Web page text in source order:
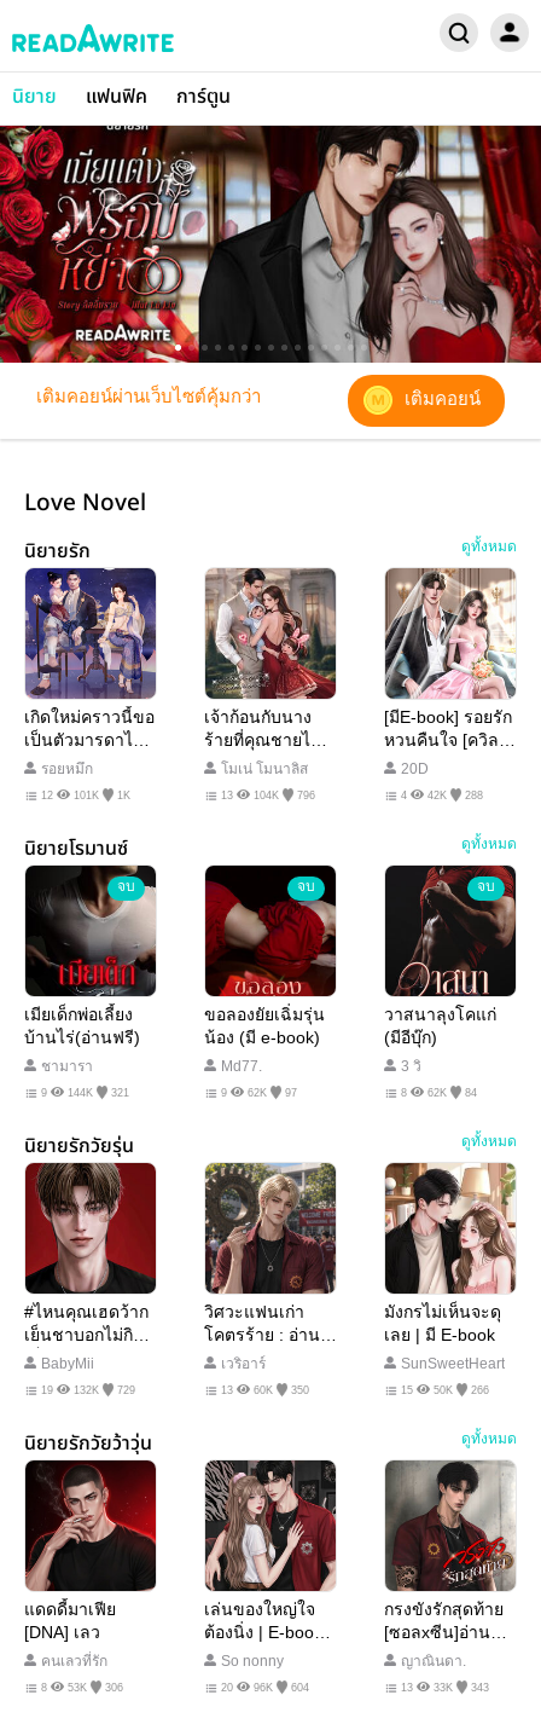
นิยาย แฟนฟิค การ์ตูน
เติมคอยน์ผ่านเว็บไซต์คุ้มกว่า เติมคอยน์
Love Novel
นิยายรัก ดูทั้งหมด
เกิดใหม่คราวนี้ขอ
เป็นตัวมารดาไร้
ใจ l อ่านฟรี
รอยหมึก
12 101K 1K
เจ้าก้อนกับนาง
ร้ายที่คุณชายไม่
ต้องการ [มี E-
BOOK]
โมเน่ โมนาลิส
13 104K 796
[มีE-book] รอยรัก
หวนคืนใจ [ควิลล์
x หนิงหนิง]
20D
4 42K 288
นิยายโรมานซ์ ดูทั้งหมด
จบ
เมียเด็กพ่อเลี้ยง
บ้านไร่(อ่านฟรี)
ชามารา
9 144K 321
จบ
ขอลองยัยเฉิ่มรุ่น
น้อง (มี e-book)
Md77.
9 62K 97
จบ
วาสนาลุงโคแก่
(มีอีบุ๊ก)
3 วิ
8 62K 84
นิยายรักวัยรุ่น ดูทั้งหมด
#ไหนคุณเฮดว้าก
เย็นชาบอกไม่กิน
เด็ก!BabyMii
19 132K 729
วิศวะแฟนเก่า
โคตรร้าย : อ่าน
ฟรีเวริอาร์
13 60K 350
มังกรไม่เห็นจะดุ
เลย | มี E-book
SunSweetHeart
15 50K 266
นิยายรักวัยว้าวุ่น ดูทั้งหมด
แดดดี้มาเฟีย
[DNA] เลว
คนเลวที่รัก
8 53K 306
เล่นของใหญ่ใจ
ต้องนิ่ง | E-book
มา 16.00 น.
So nonny
20 96K 604
กรงขังรักสุดท้าย
[ซอลxซีน]อ่านฟรี
จนจบ
ญาณินดา.
13 33K 343